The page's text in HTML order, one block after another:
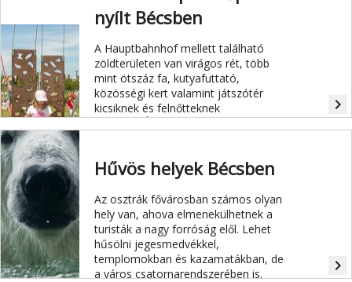
nyílt Bécsben
A Hauptbahnhof mellett található
zöldterületen van virágos rét, több
mint ötszáz fa, kutyafuttató,
közösségi kert valamint játszótér
kicsiknek és felnőtteknek
egyaránt. Így akár az is beugorhat egy
inkább egy kis zöldre vágyik.
navigate_next
Hűvös helyek Bécsben
Az osztrák fővárosban számos olyan
hely van, ahova elmenekülhetnek a
turisták a nagy forróság elől. Lehet
hűsölni jegesmedvékkel,
templomokban és kazamatákban, de
a város csatornarendszerében is.
navigate_next